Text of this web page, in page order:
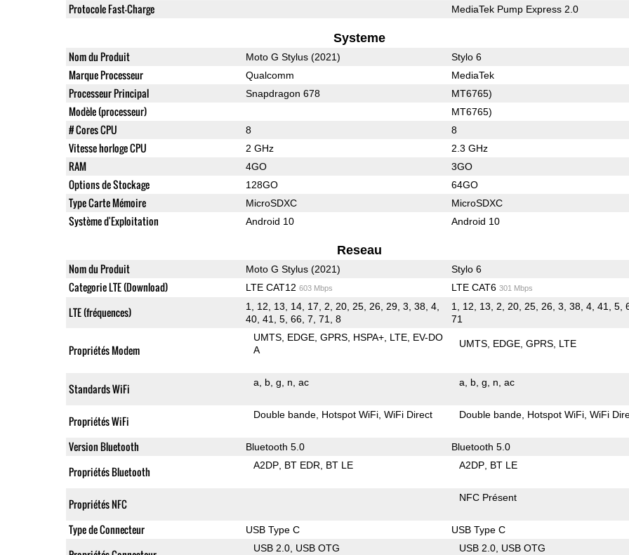
Protocole Fast-Charge MediaTek Pump Express 2.0
Systeme
Nom du Produit Moto G Stylus (2021) Stylo 6
Marque Processeur Qualcomm MediaTek
Processeur Principal Snapdragon 678 MT6765)
Modèle (processeur) MT6765)
# Cores CPU 8 8
Vitesse horloge CPU 2 GHz 2.3 GHz
RAM 4GO 3GO
Options de Stockage 128GO 64GO
Type Carte Mémoire MicroSDXC MicroSDXC
Système d'Exploitation Android 10 Android 10
Reseau
Nom du Produit Moto G Stylus (2021) Stylo 6
Categorie LTE (Download) LTE CAT12 603 Mbps LTE CAT6 301 Mbps
LTE (fréquences)
1, 12, 13, 14, 17, 2, 20, 25, 26, 29, 3, 38, 4,
40, 41, 5, 66, 7, 71, 8
1, 12, 13, 2, 20, 25, 26, 3, 38, 4, 41, 5,
71
Propriétés Modem
UMTS EDGE GPRS HSPA+ LTE EV-DO
A
UMTS EDGE GPRS LTE
Standards WiFi a b g n ac a b g n ac
Propriétés WiFi Double bande Hotspot WiFi WiFi Direct Double bande Hotspot WiFi WiFi
Version Bluetooth Bluetooth 5.0 Bluetooth 5.0
Propriétés Bluetooth A2DP BT EDR BT LE A2DP BT LE
Propriétés NFC NFC Présent
Type de Connecteur USB Type C USB Type C
USB 2.0 USB OTG USB 2.0 USB OTG